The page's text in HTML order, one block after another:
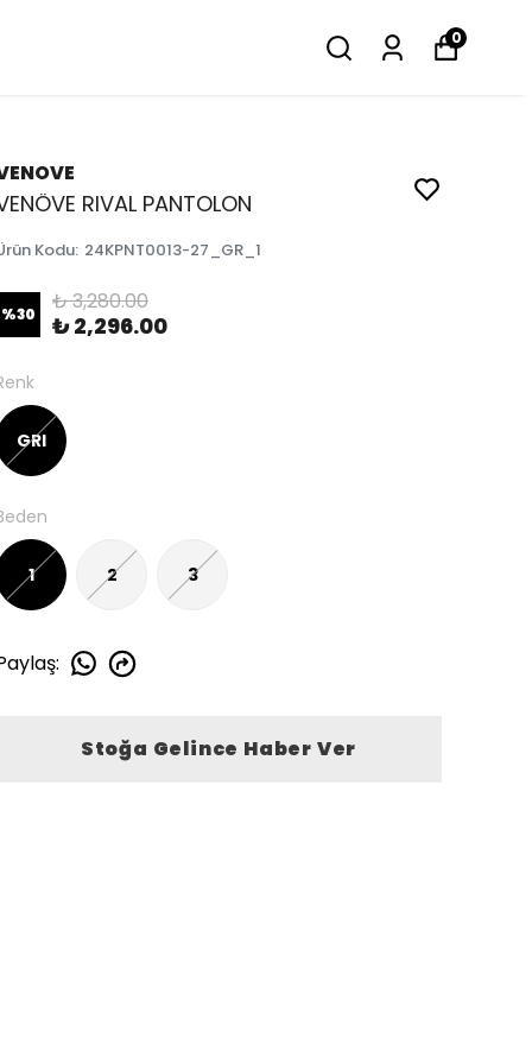
0
RIVAL PANTOLON
Kodu: 24KPNT0013-27_GR_1
%30 ₺ 3,280.00
₺ 2,296.00
GRI
1 2 3
:
Stoğa Gelince Haber Ver